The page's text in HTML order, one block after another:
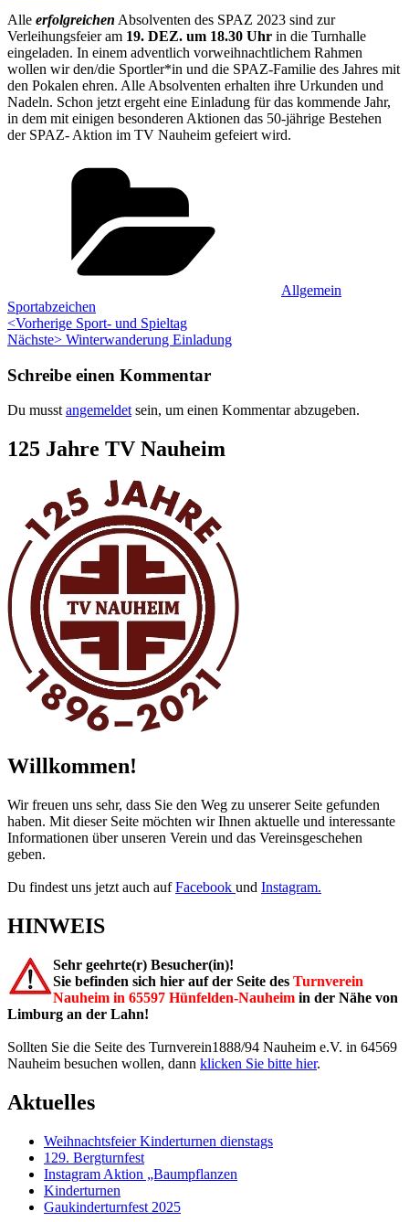
Alle erfolgreichen Absolventen des SPAZ 2023 sind zur
Verleihungsfeier am 19. DEZ. um 18.30 Uhr in die Turnhalle
eingeladen. In einem adventlich vorweihnachtlichem Rahmen
wollen wir den/die Sportler*in und die SPAZ-Familie des Jahres mit
den Pokalen ehren. Alle Absolventen erhalten ihre Urkunden und
Nadeln. Schon jetzt ergeht eine Einladung für das kommende Jahr,
in dem mit einigen besonderen Aktionen das 50-jährige Bestehen
der SPAZ- Aktion im TV Nauheim gefeiert wird.
Allgemein
Sportabzeichen
Beitragsnavigation
<Vorherige Vorheriger
Beitrag:
Sport- und Spieltag
Nächste> Nächster
Winterwanderung Einladung
Schreibe einen Kommentar
Du musst angemeldet sein, um einen Kommentar abzugeben.
Zum
Footer
125 Jahre TV Nauheim
Willkommen!
Wir freuen uns sehr, dass Sie den Weg zu unserer Seite gefunden
haben. Mit dieser Seite möchten wir Ihnen aktuelle und interessante
Informationen über unseren Verein und das Vereinsgeschehen
geben.
Du findest uns jetzt auch aufFacebook und Instagram.
HINWEIS
Sehr geehrte(r) Besucher(in)!
Sie befinden sich hier auf der Seite des Turnverein
Nauheim in 65597 Hünfelden-Nauheim in der Nähe von
Limburg an der Lahn!
Sollten Sie die Seite des Turnverein1888/94 Nauheim e.V. in 64569
Nauheim besuchen wollen, dann klicken Sie bitte hier.
Aktuelles
Weihnachtsfeier Kinderturnen dienstags
129. Bergturnfest
Instagram Aktion „Baumpflanzen
Kinderturnen
Gaukinderturnfest 2025